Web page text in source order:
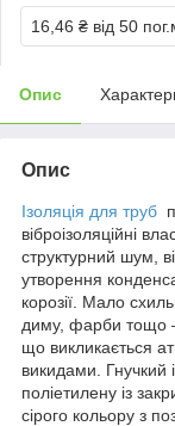
16,46 ₴ від 50
Опис
Опис
Ізоляція для труб
віброізоляційні
структурний шум,
утворення
корозії. Мало
диму, фарби тощо —
що викликається
викидами. Гнучкий
поліетилену із
сірого кольору з